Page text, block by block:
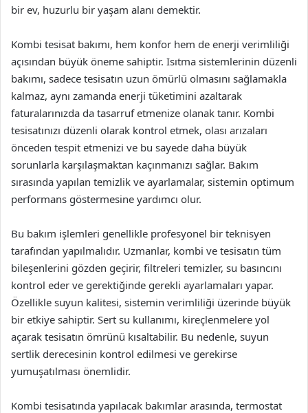
bir ev, huzurlu bir yaşam alanı demektir.
Kombi tesisat bakımı, hem konfor hem de enerji verimliliği
açısından büyük öneme sahiptir. Isıtma sistemlerinin düzenli
bakımı, sadece tesisatın uzun ömürlü olmasını sağlamakla
kalmaz, aynı zamanda enerji tüketimini azaltarak
faturalarınızda da tasarruf etmenize olanak tanır. Kombi
tesisatınızı düzenli olarak kontrol etmek, olası arızaları
önceden tespit etmenizi ve bu sayede daha büyük
sorunlarla karşılaşmaktan kaçınmanızı sağlar. Bakım
sırasında yapılan temizlik ve ayarlamalar, sistemin optimum
performans göstermesine yardımcı olur.
Bu bakım işlemleri genellikle profesyonel bir teknisyen
tarafından yapılmalıdır. Uzmanlar, kombi ve tesisatın tüm
bileşenlerini gözden geçirir, filtreleri temizler, su basıncını
kontrol eder ve gerektiğinde gerekli ayarlamaları yapar.
Özellikle suyun kalitesi, sistemin verimliliği üzerinde büyük
bir etkiye sahiptir. Sert su kullanımı, kireçlenmelere yol
açarak tesisatın ömrünü kısaltabilir. Bu nedenle, suyun
sertlik derecesinin kontrol edilmesi ve gerekirse
yumuşatılması önemlidir.
Kombi tesisatında yapılacak bakımlar arasında, termostat